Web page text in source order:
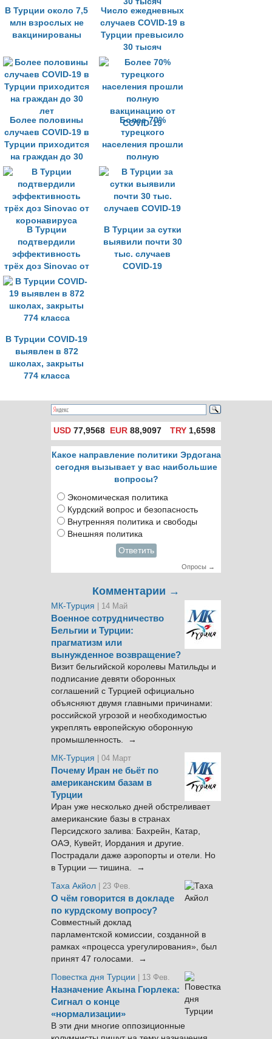
В Турции около 7,5
млн взрослых не
вакцинированы
Число ежедневных
случаев COVID-19 в
Турции превысило
30 тысяч
Более половины
случаев COVID-19 в
Турции приходится
на граждан до 30
лет
Более 70%
турецкого
населения прошли
полную
вакцинацию от
COVID-19
В Турции
подтвердили
эффективность
трёх доз Sinovac от
коронавируса
В Турции за сутки
выявили почти 30
тыс. случаев
COVID-19
В Турции COVID-19
выявлен в 872
школах, закрыты
774 класса
USD 77,9568 EUR 88,9097 TRY1,6598
Какое направление политики Эрдогана
сегодня вызывает у вас наибольшие
вопросы?
Экономическая политика
Курдский вопрос и безопасность
Внутренняя политика и свободы
Внешняя политика
Ответить
Опросы →
Комментарии →
МК-Турция | 14 Май
Военное сотрудничество
Бельгии и Турции:
прагматизм или
вынужденное возвращение?
Визит бельгийской королевы Матильды и
подписание девяти оборонных
соглашений с Турцией официально
объясняют двумя главными причинами:
российской угрозой и необходимостью
укреплять европейскую оборонную
промышленность. →
МК-Турция
| 04 Март
Почему Иран не бьёт по
американским базам в
Турции
Иран уже несколько дней обстреливает
американские базы в странах
Персидского залива: Бахрейн, Катар,
ОАЭ, Кувейт, Иордания и другие.
Пострадали даже аэропорты и отели. Но
в Турции — тишина. →
Таха Акйол | 23 Фев.
О чём говорится в докладе
по курдскому вопросу?
Совместный доклад
парламентской комиссии, созданной в
рамках «процесса урегулирования», был
принят 47 голосами. →
Повестка дня Турции
| 13 Фев.
Назначение Акына Гюрлека:
Сигнал о конце
«нормализации»
В эти дни многие оппозиционные